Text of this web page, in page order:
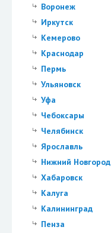
Воронеж
Иркутск
Кемерово
Краснодар
Пермь
Ульяновск
Уфа
Чебоксары
Челябинск
Ярославль
Нижний Новгород
Хабаровск
Калуга
Калининград
Пенза